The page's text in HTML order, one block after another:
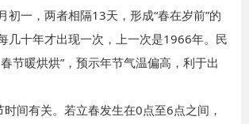
初一，两者相隔13天，形成“春在岁前”的
几十年才出现一次，上一次是1966年。民
节暖烘烘”，预示年节气温偏高，利于出
时间有关。若立春发生在0点至6点之间，